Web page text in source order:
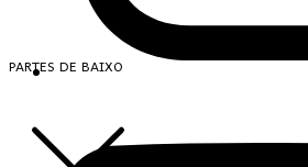
PARTES DE BAIXO